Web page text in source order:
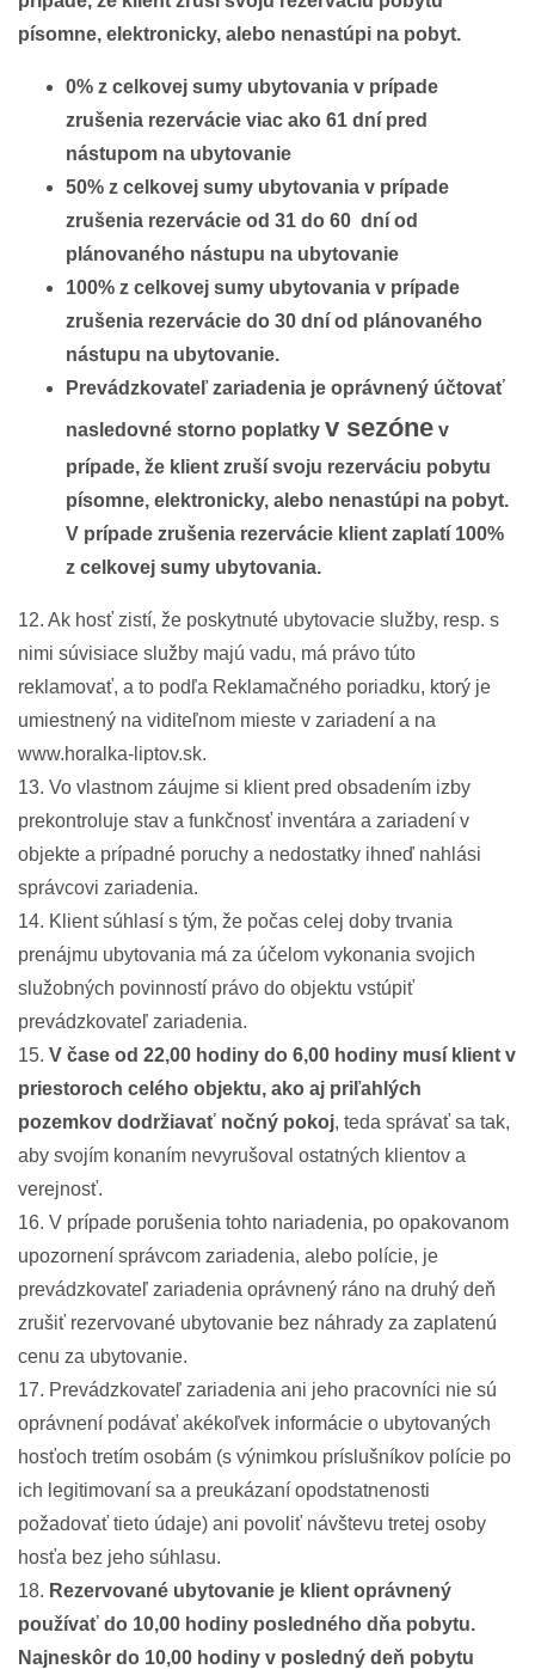
písomne, elektronicky, alebo nenastúpi na pobyt.
0% z celkovej sumy ubytovania v prípade
zrušenia rezervácie viac ako 61 dní pred
nástupom na ubytovanie
50% z celkovej sumy ubytovania v prípade
zrušenia rezervácie od 31 do 60 dní od
plánovaného nástupu na ubytovanie
100% z celkovej sumy ubytovania v prípade
zrušenia rezervácie do 30 dní od plánovaného
nástupu na ubytovanie.
Prevádzkovateľ zariadenia je oprávnený účtovať
nasledovné storno poplatky v sezóne v
prípade, že klient zruší svoju rezerváciu pobytu
písomne, elektronicky, alebo nenastúpi na pobyt.
V prípade zrušenia rezervácie klient zaplatí 100%
z celkovej sumy ubytovania.
12. Ak hosť zistí, že poskytnuté ubytovacie služby, resp. s
nimi súvisiace služby majú vadu, má právo túto
reklamovať, a to podľa Reklamačného poriadku, ktorý je
umiestnený na viditeľnom mieste v zariadení a na
www.horalka-liptov.sk.
13. Vo vlastnom záujme si klient pred obsadením izby
prekontroluje stav a funkčnosť inventára a zariadení v
objekte a prípadné poruchy a nedostatky ihneď nahlási
správcovi zariadenia.
14. Klient súhlasí s tým, že počas celej doby trvania
prenájmu ubytovania má za účelom vykonania svojich
služobných povinností právo do objektu vstúpiť
prevádzkovateľ zariadenia.
15. V čase od 22,00 hodiny do 6,00 hodiny musí klient v
priestoroch celého objektu, ako aj priľahlých
pozemkov dodržiavať nočný pokoj, teda správať sa tak,
aby svojím konaním nevyrušoval ostatných klientov a
verejnosť.
16. V prípade porušenia tohto nariadenia, po opakovanom
upozornení správcom zariadenia, alebo polície, je
prevádzkovateľ zariadenia oprávnený ráno na druhý deň
zrušiť rezervované ubytovanie bez náhrady za zaplatenú
cenu za ubytovanie.
17. Prevádzkovateľ zariadenia ani jeho pracovníci nie sú
oprávnení podávať akékoľvek informácie o ubytovaných
hosťoch tretím osobám (s výnimkou príslušníkov polície po
ich legitimovaní sa a preukázaní opodstatnenosti
požadovať tieto údaje) ani povoliť návštevu tretej osoby
hosťa bez jeho súhlasu.
18. Rezervované ubytovanie je klient oprávnený
používať do 10,00 hodiny posledného dňa pobytu.
Najneskôr do 10,00 hodiny v posledný deň pobytu